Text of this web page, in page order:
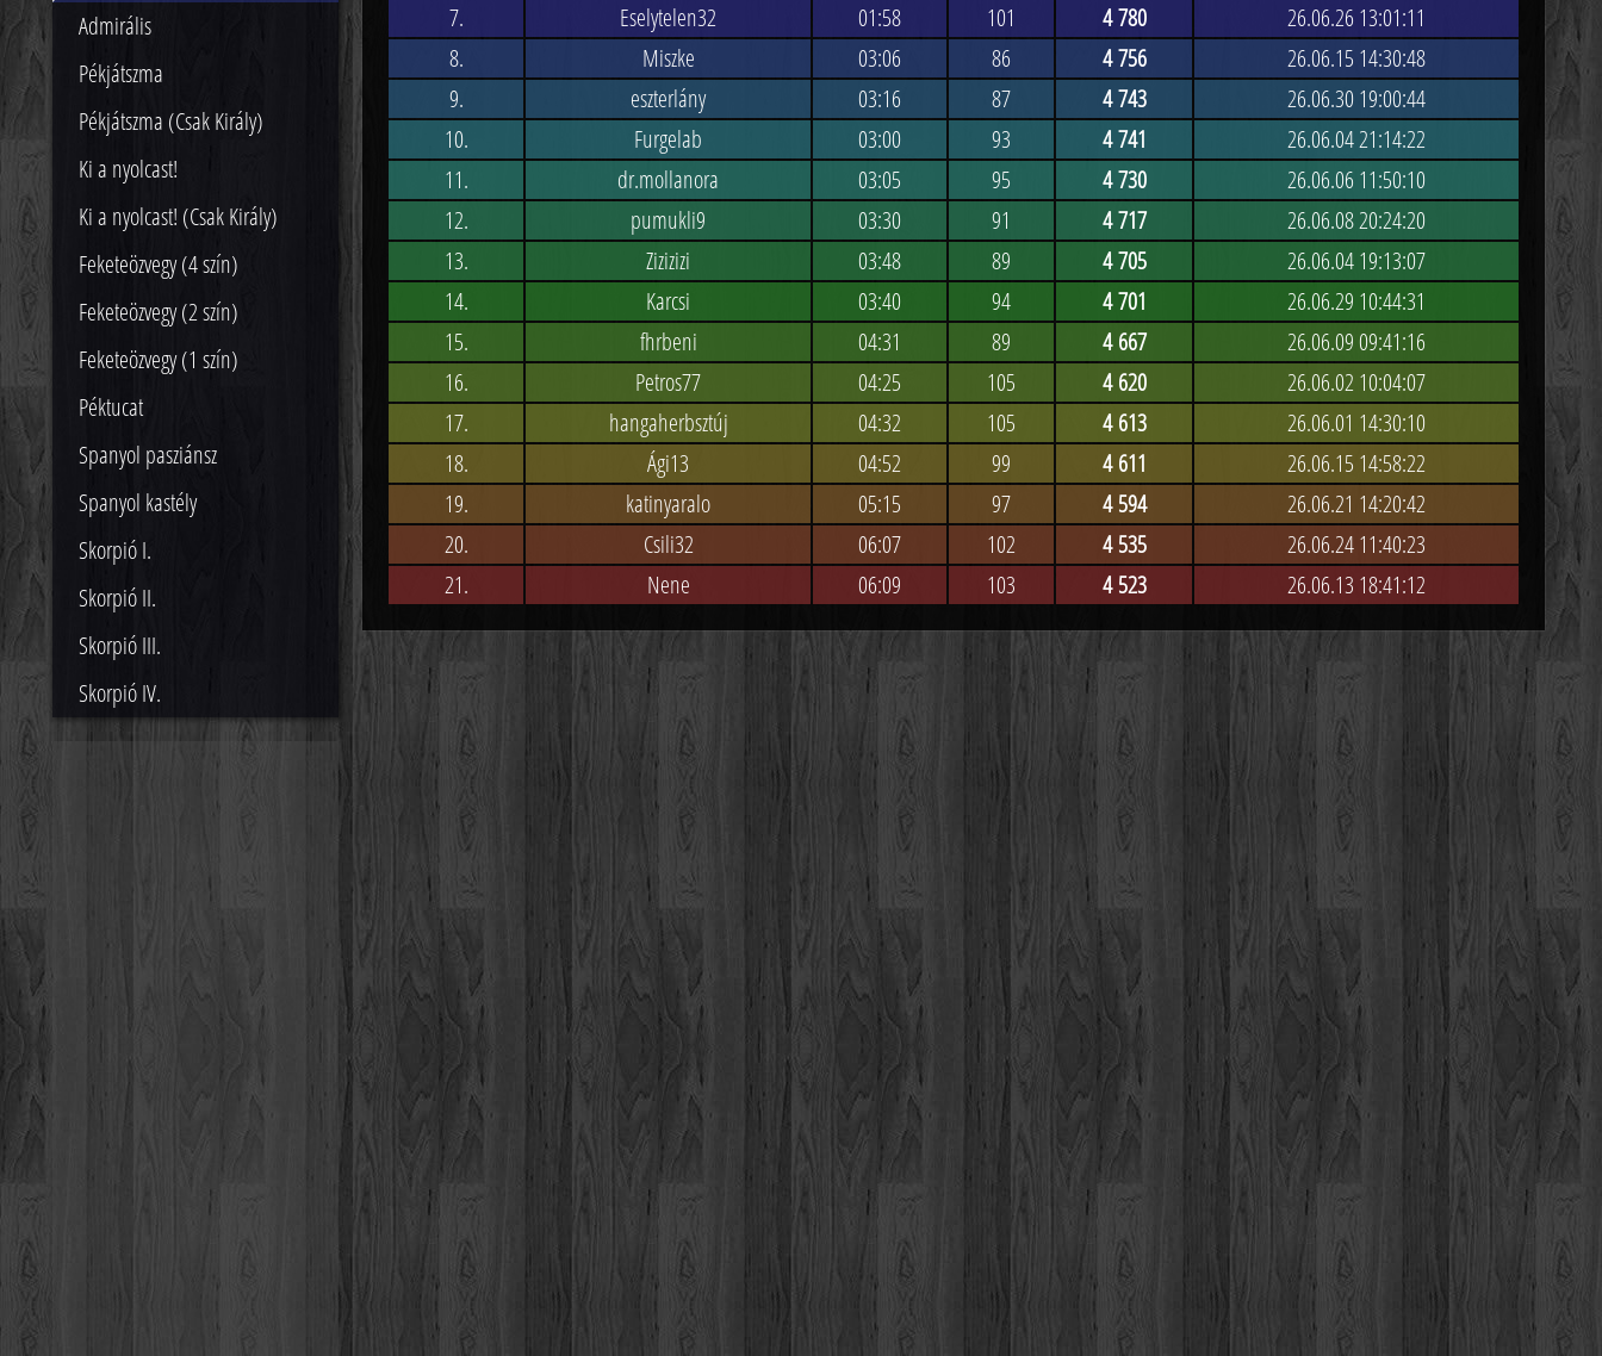
Admirális
Pékjátszma
Pékjátszma (Csak Király)
Ki a nyolcast!
Ki a nyolcast! (Csak Király)
Feketeözvegy (4 szín)
Feketeözvegy (2 szín)
Feketeözvegy (1 szín)
Péktucat
Spanyol pasziánsz
Spanyol kastély
Skorpió I.
Skorpió II.
Skorpió III.
Skorpió IV.
7.
Eselytelen32 01:58 101 4 780
26.06.26 13:01:11
8.
Miszke 03:06 86 4 756
26.06.15 14:30:48
9.
eszterlány 03:16 87 4 743
26.06.30 19:00:44
10.
Furgelab 03:00 93 4 741
26.06.04 21:14:22
11.
dr.mollanora 03:05 95 4 730
26.06.06 11:50:10
12.
pumukli9 03:30 91 4 717
26.06.08 20:24:20
13.
Zizizizi 03:48 89 4 705
26.06.04 19:13:07
14.
Karcsi 03:40 94 4 701
26.06.29 10:44:31
15.
fhrbeni 04:31 89 4 667
26.06.09 09:41:16
16.
Petros77 04:25 105 4 620
26.06.02 10:04:07
17.
hangaherbsztúj 04:32 105 4 613
26.06.01 14:30:10
18.
Ági13 04:52 99 4 611
26.06.15 14:58:22
19.
katinyaralo 05:15 97 4 594
26.06.21 14:20:42
20.
Csili32 06:07 102 4 535
26.06.24 11:40:23
21.
Nene 06:09 103 4 523 26.06.13 18:41:12